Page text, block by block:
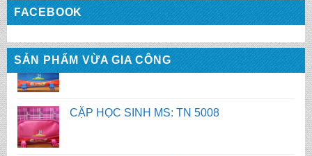
FACEBOOK
SẢN PHẨM VỪA GIA CÔNG
CẶP HỌC SINH MS: TN 5008